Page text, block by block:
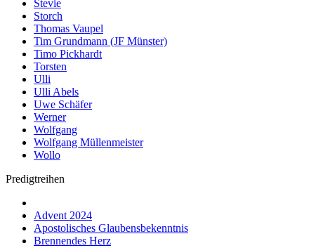
Stevie
Storch
Thomas Vaupel
Tim Grundmann (JF Münster)
Timo Pickhardt
Torsten
Ulli
Ulli Abels
Uwe Schäfer
Werner
Wolfgang
Wolfgang Müllenmeister
Wollo
Predigtreihen
Advent 2024
Apostolisches Glaubensbekenntnis
Brennendes Herz